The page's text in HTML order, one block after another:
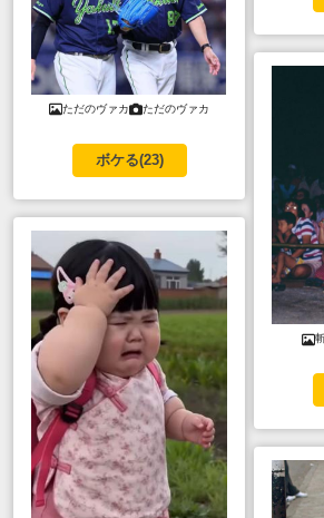
ただのヴァカ ただのヴァカ
ボケる(23)